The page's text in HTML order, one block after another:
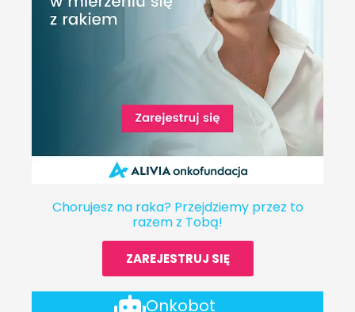
Chorujesz na raka? Przejdziemy przez to
razem z Tobą!
ZAREJESTRUJ SIĘ
Onkobot